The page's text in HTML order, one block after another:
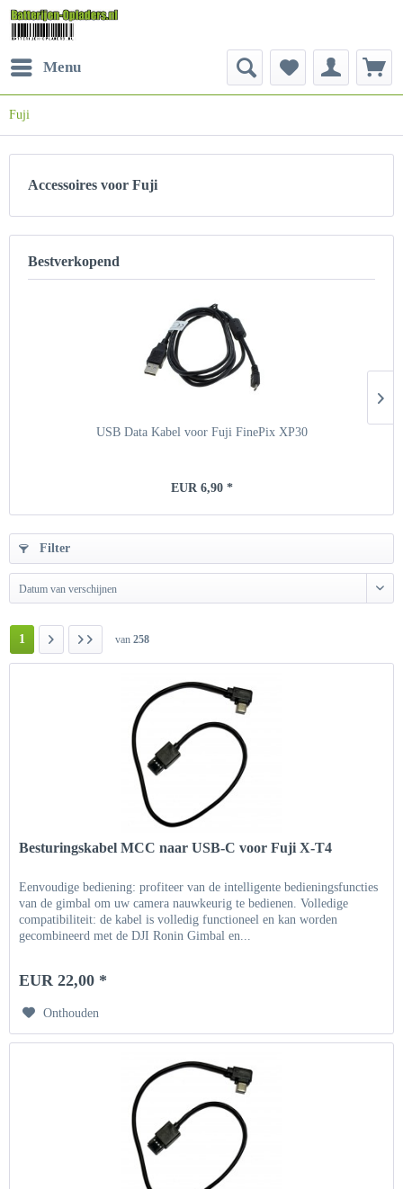
Menu
Fuji
Accessoires voor Fuji
Bestverkopend
USB Data Kabel voor Fuji FinePix XP30
EUR 6,90 *
Filter
Datum van verschijnen
1 van 258
Besturingskabel MCC naar USB-C voor Fuji X-T4
Eenvoudige bediening: profiteer van de intelligente bedieningsfuncties
van de gimbal om uw camera nauwkeurig te bedienen. Volledige
compatibiliteit: de kabel is volledig functioneel en kan worden
gecombineerd met de DJI Ronin Gimbal en...
EUR 22,00 *
Onthouden